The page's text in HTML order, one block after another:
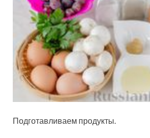
Подготавливаем продукты.